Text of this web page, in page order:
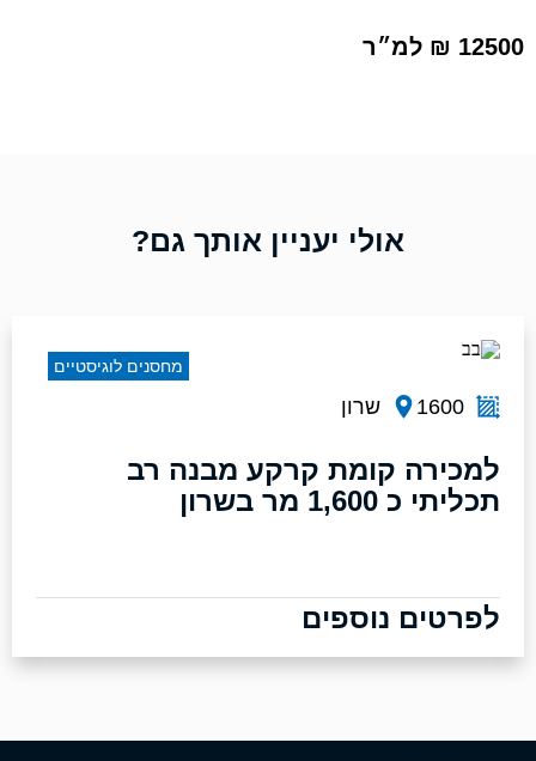
12500 ₪ למ״ר
אולי יעניין אותך גם?
1600 שרון
למכירה קומת קרקע מבנה רב
תכליתי כ 1,600 מר בשרון
לפרטים נוספים
מחסנים לוגיסטיים